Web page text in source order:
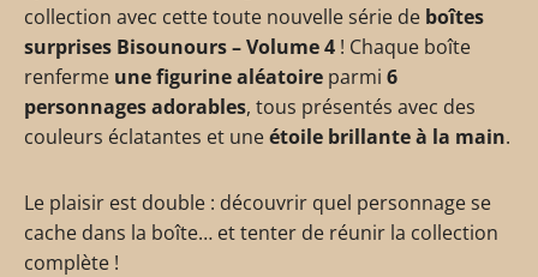
collection avec cette toute nouvelle série de boîtes
surprises Bisounours – Volume 4 ! Chaque boîte
renferme une figurine aléatoire parmi 6
personnages adorables, tous présentés avec des
couleurs éclatantes et uneétoile brillante à la main.
Le plaisir est double : découvrir quel personnage se
cache dans la boîte… et tenter de réunir la collection
complète !